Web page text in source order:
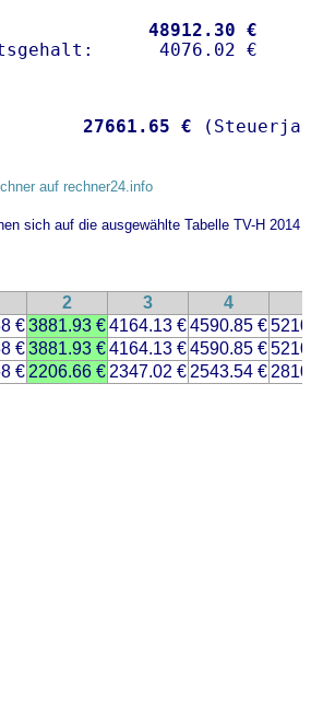
48912.30 €
27661.65 €
auf rechner24.info
sich auf die ausgewählte Tabelle TV-H 2014
2 3 4
€3881.93 €4164.13 €4590.85 €
€3881.93 €4164.13 €4590.85 €
€ 2206.66 € 2347.02 € 2543.54 €